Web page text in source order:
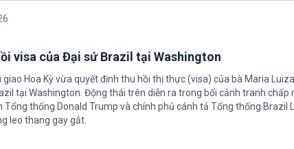
visa của Đại sứ Brazil tại Washington
giao Hoa Kỳ vừa quyết định thu hồi thị thực (visa) của bà Maria
tại Washington. Động thái trên diễn ra trong bối cảnh tranh chấp
Tổng thống Donald Trump và chính phủ cánh tả Tổng thống Brazil
leo thang gay gắt.